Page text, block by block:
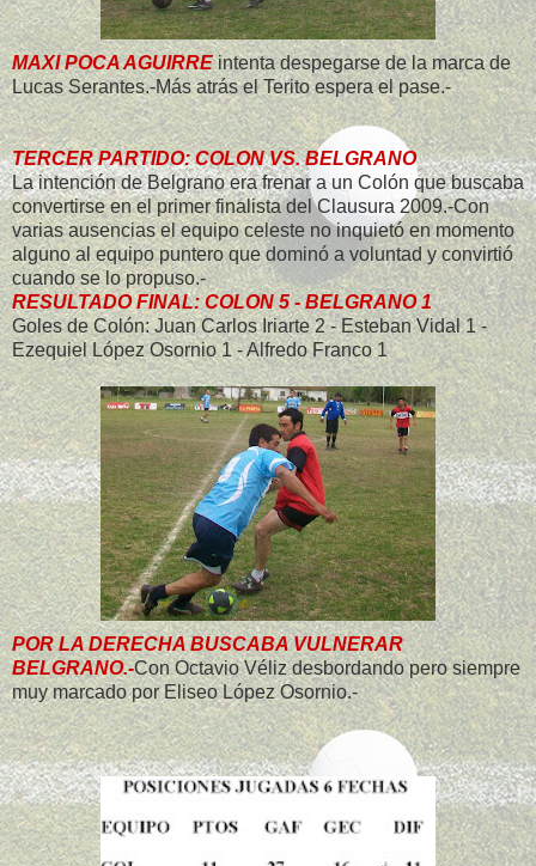
MAXI POCA AGUIRREintenta despegarse de la marca de
Lucas Serantes.-Más atrás el Terito espera el pase.-
TERCER PARTIDO: COLON VS. BELGRANO
La intención de Belgrano era frenar a un Colón que buscaba
convertirse en el primer finalista del Clausura 2009.-Con
varias ausencias el equipo celeste no inquietó en momento
alguno al equipo puntero que dominó a voluntad y convirtió
cuando se lo propuso.-
RESULTADO FINAL: COLON 5 - BELGRANO 1
Goles de Colón: Juan Carlos Iriarte 2 - Esteban Vidal 1 -
Ezequiel López Osornio 1 - Alfredo Franco 1
POR LA DERECHA BUSCABA VULNERAR
BELGRANO.-Con Octavio Véliz desbordando pero siempre
muy marcado por Eliseo López Osornio.-